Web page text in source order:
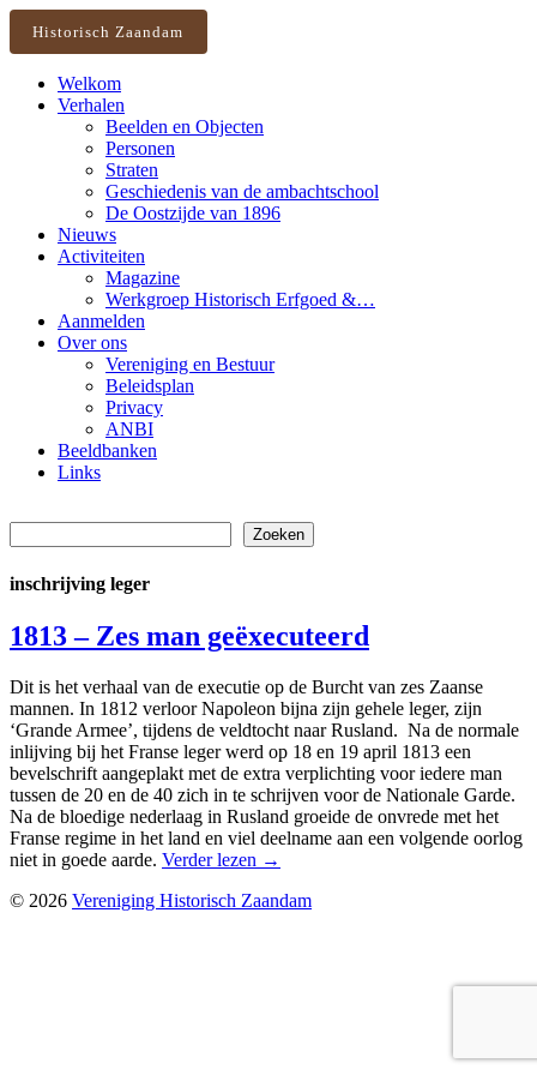
Historisch Zaandam
Welkom
Verhalen
Beelden en Objecten
Personen
Straten
Geschiedenis van de ambachtschool
De Oostzijde van 1896
Nieuws
Activiteiten
Magazine
Werkgroep Historisch Erfgoed &…
Aanmelden
Over ons
Vereniging en Bestuur
Beleidsplan
Privacy
ANBI
Beeldbanken
Links
Zoeken
inschrijving leger
1813 – Zes man geëxecuteerd
Dit is het verhaal van de executie op de Burcht van zes Zaanse
mannen. In 1812 verloor Napoleon bijna zijn gehele leger, zijn
‘Grande Armee’, tijdens de veldtocht naar Rusland. Na de normale
inlijving bij het Franse leger werd op 18 en 19 april 1813 een
bevelschrift aangeplakt met de extra verplichting voor iedere man
tussen de 20 en de 40 zich in te schrijven voor de Nationale Garde.
Na de bloedige nederlaag in Rusland groeide de onvrede met het
Franse regime in het land en viel deelname aan een volgende oorlog
niet in goede aarde. Verder lezen →
© 2026 Vereniging Historisch Zaandam